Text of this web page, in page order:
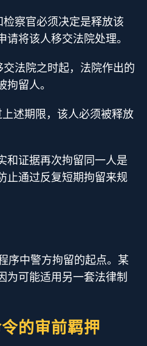
察官必须决定是释放该
将该人移交法院处理。
法院之时起，法院作出的
留人。
述期限，该人必须被释放
和证据再次拘留同一人是
止通过反复短期拘留来规
序中警方拘留的起点。某
为可能适用另一套法律制
的审前羁押